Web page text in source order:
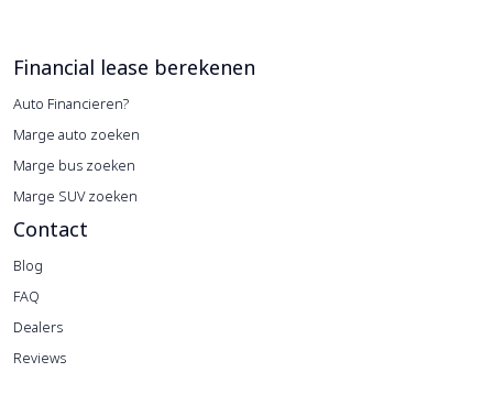
Financial lease berekenen
Auto Financieren?
Marge auto zoeken
Marge bus zoeken
Marge SUV zoeken
Contact
Blog
FAQ
Dealers
Reviews